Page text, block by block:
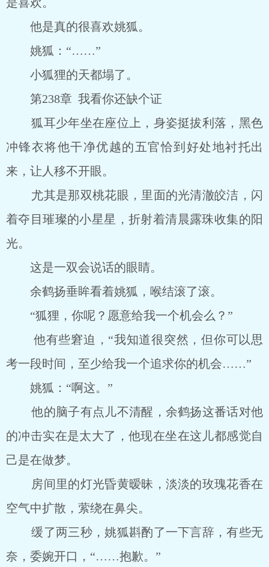
他是真的很喜欢姚狐。
姚狐：“……”
小狐狸的天都塌了。
第238章 我看你还缺个证
狐耳少年坐在座位上，身姿挺拔利落，黑色
冲锋衣将他干净优越的五官恰到好处地衬托出
来，让人移不开眼。
尤其是那双桃花眼，里面的光清澈皎洁，闪
着夺目璀璨的小星星，折射着清晨露珠收集的阳
光。
这是一双会说话的眼睛。
余鹤扬垂眸看着姚狐，喉结滚了滚。
“狐狸，你呢？愿意给我一个机会么？”
他有些窘迫，“我知道很突然，但你可以思
考一段时间，至少给我一个追求你的机会……”
姚狐：“啊这。”
他的脑子有点儿不清醒，余鹤扬这番话对他
的冲击实在是太大了，他现在坐在这儿都感觉自
己是在做梦。
房间里的灯光昏黄暧昧，淡淡的玫瑰花香在
空气中扩散，萦绕在鼻尖。
缓了两三秒，姚狐斟酌了一下言辞，有些无
奈，委婉开口，“……抱歉。”